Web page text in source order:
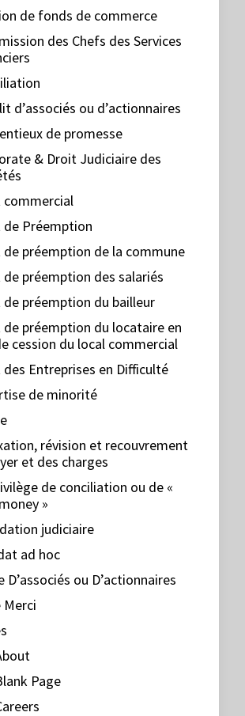
de fonds de commerce
des Chefs des Services
d’associés ou d’actionnaires
de promesse
& Droit Judiciaire des
commercial
de Préemption
de préemption de la commune
de préemption des salariés
de préemption du bailleur
de préemption du locataire en
cession du local commercial
des Entreprises en Difficulté
de minorité
révision et recouvrement
et des charges
de conciliation ou de «
»
judiciaire
ad hoc
D’associés ou D’actionnaires
Merci
Page